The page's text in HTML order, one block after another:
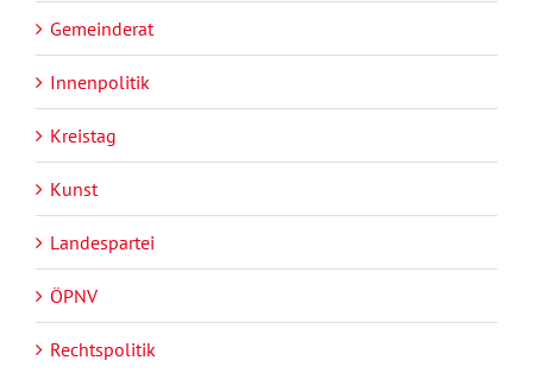
Gemeinderat
Innenpolitik
Kreistag
Kunst
Landespartei
ÖPNV
Rechtspolitik